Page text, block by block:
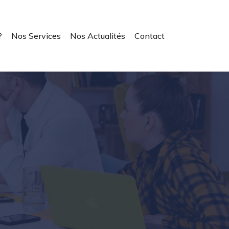
Nos Services Nos Actualités Contact